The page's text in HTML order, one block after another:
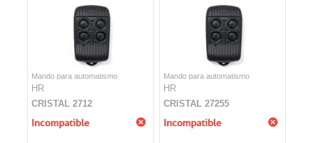
Mando para automatismo
HR
CRISTAL 2712
Incompatible
Mando para automatismo
HR
CRISTAL 27255
Incompatible